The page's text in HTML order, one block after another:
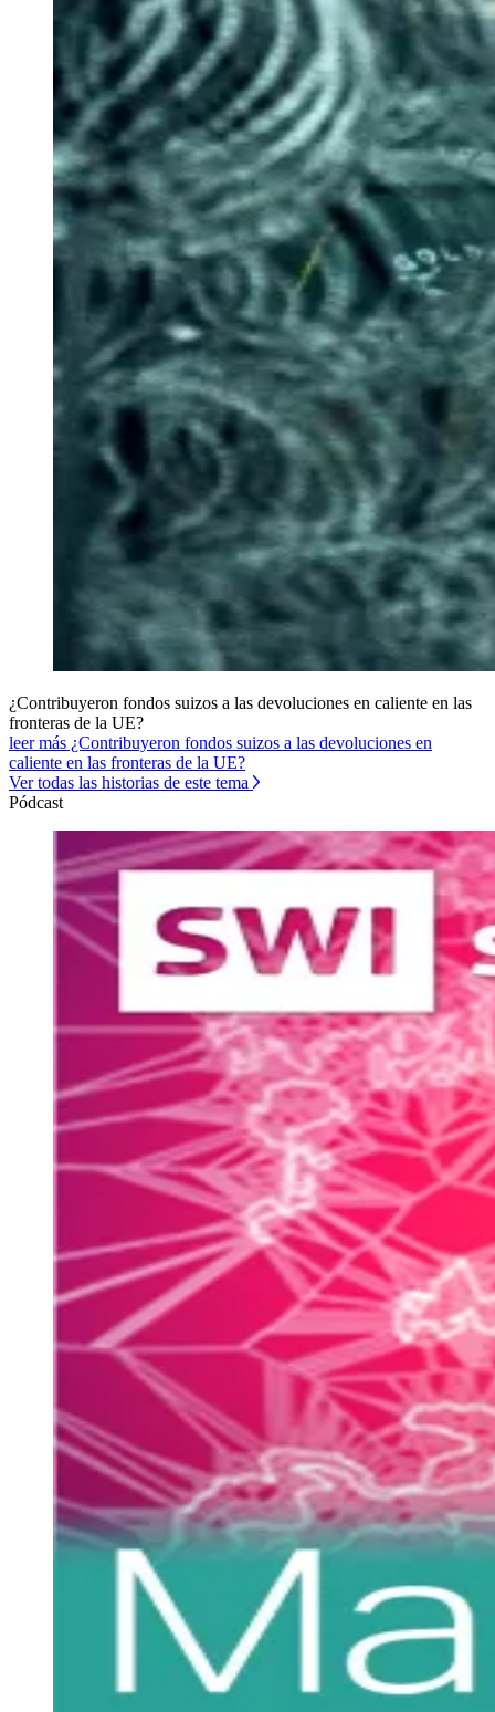
¿Contribuyeron fondos suizos a las devoluciones en caliente en las
fronteras de la UE?
leer más ¿Contribuyeron fondos suizos a las devoluciones en
caliente en las fronteras de la UE?
Ver todas las historias de este tema
Pódcast